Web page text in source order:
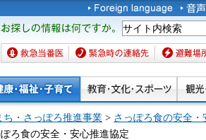
お探しの情報は何です
か。
救急当番医 緊急時の連絡先 避難場所
・さっぽろ推進事業 > さっぽろ食の安全・
ろ食の安全・安心推進協定